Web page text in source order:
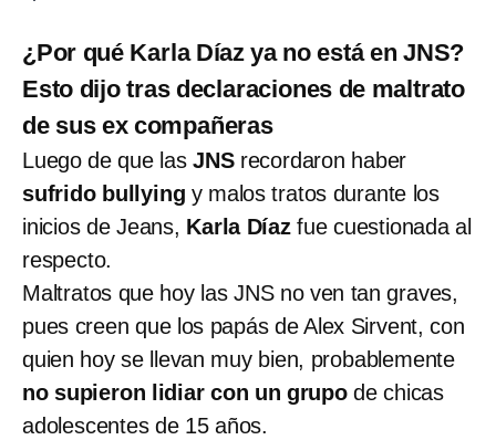
¿Por qué Karla Díaz ya no está en JNS?
Esto dijo tras declaraciones de maltrato
de sus ex compañeras
Luego de que lasJNSrecordaron haber
sufrido bullying y malos tratos durante los
inicios de Jeans, Karla Díazfue cuestionada al
respecto.
Maltratos que hoy las JNS no ven tan graves,
pues creen que los papás de Alex Sirvent, con
quien hoy se llevan muy bien, probablemente
no supieron lidiar con un grupode chicas
adolescentes de 15 años.